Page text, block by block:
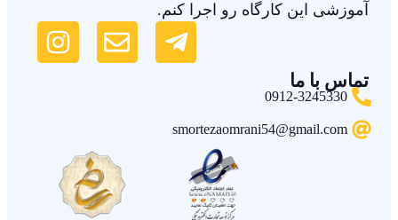
آموزشی این کارگاه رو اجرا کنم.
تماس با ما
0912-3245330
smortezaomrani54@gmail.com